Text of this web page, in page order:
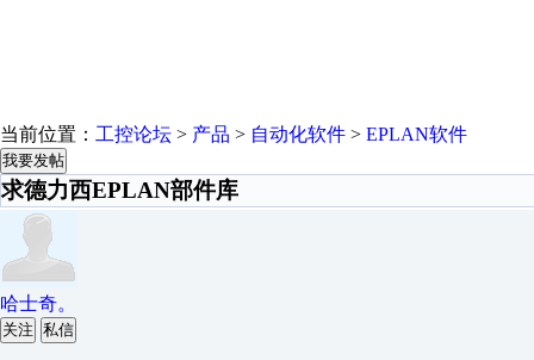
当前位置： 工控论坛 > 产品 > 自动化软件 > EPLAN软件
我要发帖
求德力西EPLAN部件库
哈士奇。
关注 私信